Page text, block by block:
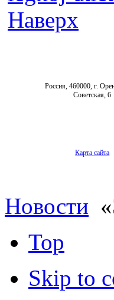
Наверх
Россия, 460000, г.
Советская, 6
Карта сайта
Новости
Top
Skip to